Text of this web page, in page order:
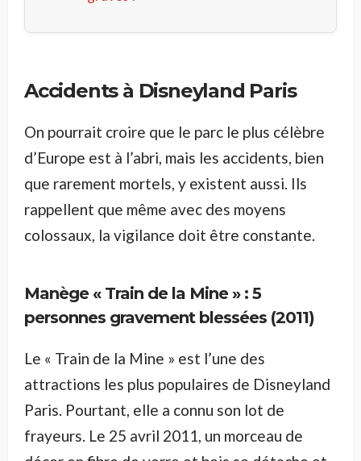
Accidents à Disneyland Paris
On pourrait croire que le parc le plus célèbre
d’Europe est à l’abri, mais les accidents, bien
que rarement mortels, y existent aussi. Ils
rappellent que même avec des moyens
colossaux, la vigilance doit être constante.
Manège « Train de la Mine » : 5
personnes gravement blessées (2011)
Le « Train de la Mine » est l’une des
attractions les plus populaires de Disneyland
Paris. Pourtant, elle a connu son lot de
frayeurs. Le 25 avril 2011, un morceau de